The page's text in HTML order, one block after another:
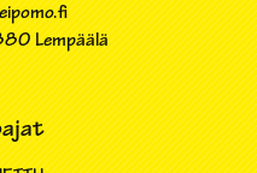
Lempäälä